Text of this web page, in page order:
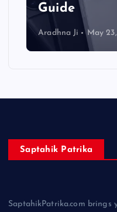
Guide
Aradhna Ji May
Saptahik Patrika
SaptahikPatrika.com brings